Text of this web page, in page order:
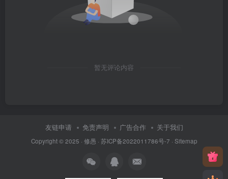
暂无评论内容
友链申请 免责声明 广告合作 关于我们
Copyright © 2025 · 修愚 · 苏ICP备2022011786号-7 · Sitemap